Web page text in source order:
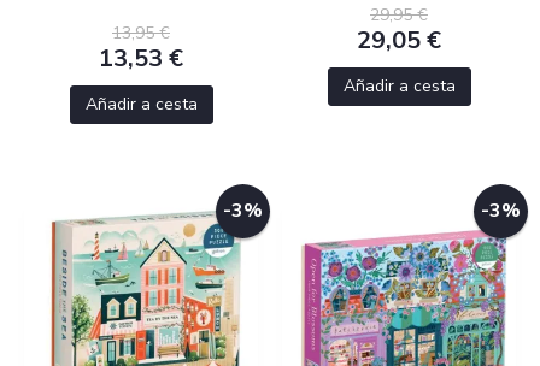
13,95 €
13,53 €
Añadir a cesta
29,95 €
29,05 €
Añadir a cesta
-3% -3%